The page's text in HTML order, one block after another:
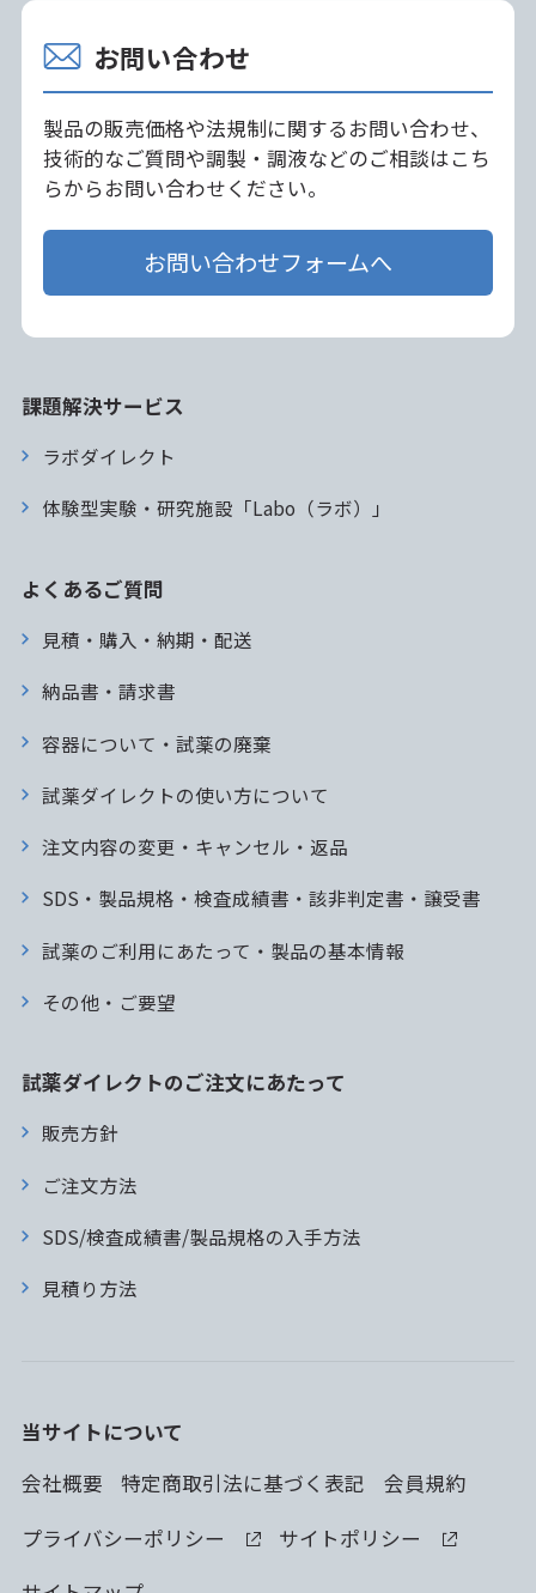
お問い合わせ
製品の販売価格や法規制に関するお問い合わせ、
技術的なご質問や調製・調液などのご相談はこち
らからお問い合わせください。
お問い合わせフォームへ
課題解決サービス
ラボダイレクト
体験型実験・研究施設「Labo（ラボ）」
よくあるご質問
見積・購入・納期・配送
納品書・請求書
容器について・試薬の廃棄
試薬ダイレクトの使い方について
注文内容の変更・キャンセル・返品
SDS・製品規格・検査成績書・該非判定書・譲受書
試薬のご利用にあたって・製品の基本情報
その他・ご要望
試薬ダイレクトのご注文にあたって
販売方針
ご注文方法
SDS/検査成績書/製品規格の入手方法
見積り方法
当サイトについて
会社概要
特定商取引法に基づく表記
会員規約
プライバシーポリシー
サイトポリシー